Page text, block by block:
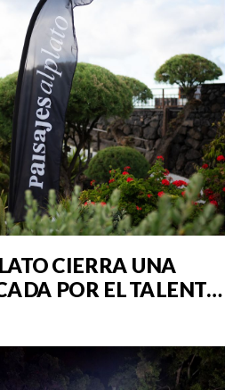
CIERRA UNA
POR EL TALENTO
DEL PAISAJE